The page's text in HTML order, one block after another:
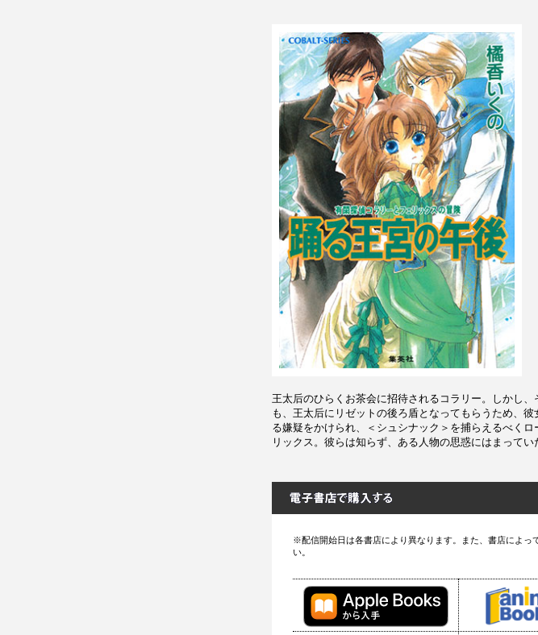
王太后のひらくお茶会に招待されるコラリー。しかし
も、王太后にリゼットの後ろ盾となってもらうため、
る嫌疑をかけられ、＜シュシナック＞を捕らえるべく
リックス。彼らは知らず、ある人物の思惑にはまって
※配信開始日は各書店により異なります。また、書店によっ
い。